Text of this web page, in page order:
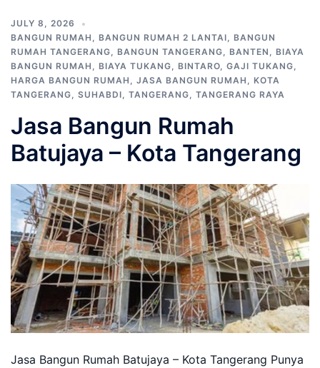
JULY 8, 2026
BANGUN RUMAH , BANGUN RUMAH 2 LANTAI, BANGUN
RUMAH TANGERANG, BANGUN TANGERANG, BANTEN , BIAYA
BANGUN RUMAH , BIAYA TUKANG, BINTARO, GAJI TUKANG,
HARGA BANGUN RUMAH , JASA BANGUN RUMAH , KOTA
TANGERANG, SUHABDI, TANGERANG, TANGERANG RAYA
Jasa Bangun Rumah
Batujaya – Kota Tangerang
Jasa Bangun Rumah Batujaya – Kota Tangerang Punya